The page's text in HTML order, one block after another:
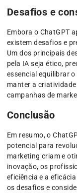
Desafios e
Embora o ChatGPT
existem desafios e
Um dos principais
pela IA seja ético,
essencial equilibrar
manter a
campanhas de
Conclusão
Em resumo, o
potencial para
marketing criam e
inovação, os
eficiência e a
os desafios e